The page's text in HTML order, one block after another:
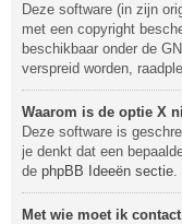
Deze software (in zijn
met een copyright
beschikbaar onder de
verspreid worden,
Waarom is de optie X
Deze software is
je denkt dat een
de phpBB Ideeën sectie.
Met wie moet ik